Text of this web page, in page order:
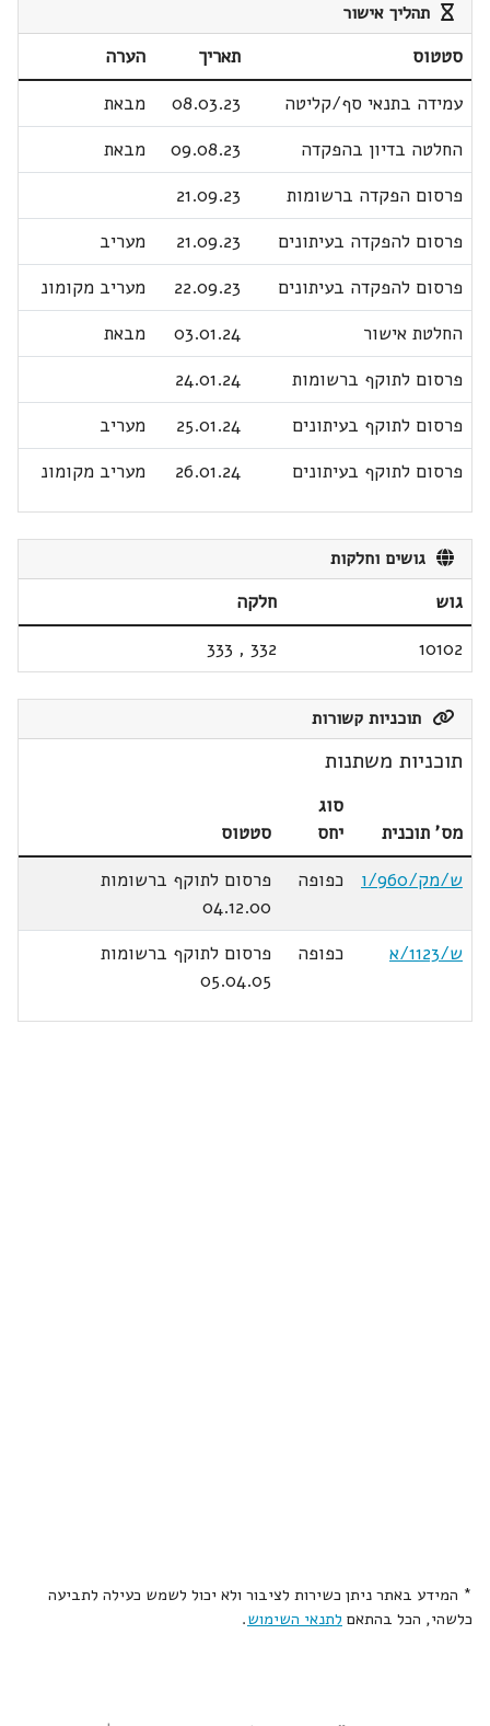
תהליך אישור
סטטוס תאריך
הערה
עמידה בתנאי סף/קליטה
08.03.23
מבאת
החלטה בדיון בהפקדה
09.08.23
מבאת
פרסום הפקדה ברשומות
21.09.23
פרסום להפקדה בעיתונים
21.09.23
מעריב
פרסום להפקדה בעיתונים
22.09.23
מעריב מקומונ
החלטת אישור
03.01.24
מבאת
פרסום לתוקף ברשומות
24.01.24
פרסום לתוקף בעיתונים
25.01.24
מעריב
פרסום לתוקף בעיתונים
26.01.24 מעריב מקומונ
גושים וחלקות
גוש
חלקה
10102
332
,
333
תוכניות קשורות
תוכניות משתנות
מס' תוכנית
סוג
יחס
סטטוס
ש/מק/960/ו
כפופה
פרסום לתוקף ברשומות
04.12.00
ש/1123/א
כפופה
פרסום לתוקף ברשומות
05.04.05
* המידע באתר ניתן כשירות לציבור ולא יכול לשמש כעילה לתביעה
כלשהי, הכל בהתאם לתנאי השימוש.